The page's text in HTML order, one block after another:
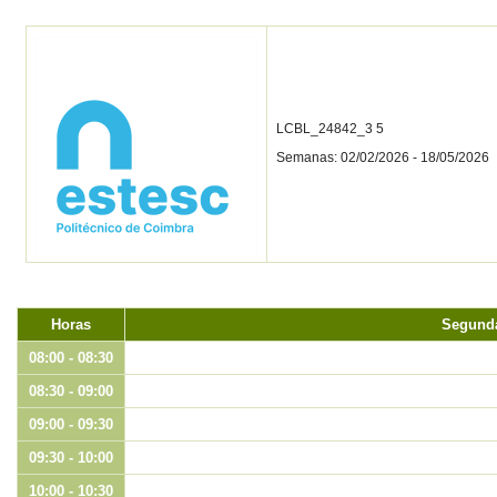
LCBL_24842_3 5
Semanas: 02/02/2026 - 18/05/2026
Horas
08:00 - 08:30
08:30 - 09:00
09:00 - 09:30
09:30 - 10:00
10:00 - 10:30